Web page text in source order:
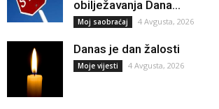
obilježavanja Dana...
Moj saobraćaj 4 Avgusta, 2026
Danas je dan žalosti
Moje vijesti 4 Avgusta, 2026